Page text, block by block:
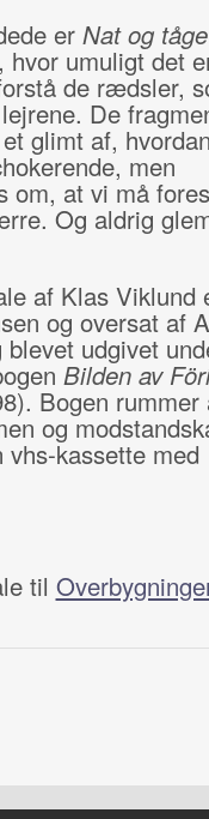
er Nat og tåge
umuligt det
de rædsler,
De
glimt af,
men
om, at vi må
Og aldrig
af Klas Viklund
og oversat af
udgivet
Bilden av
Bogen rummer
og
kassette med
til